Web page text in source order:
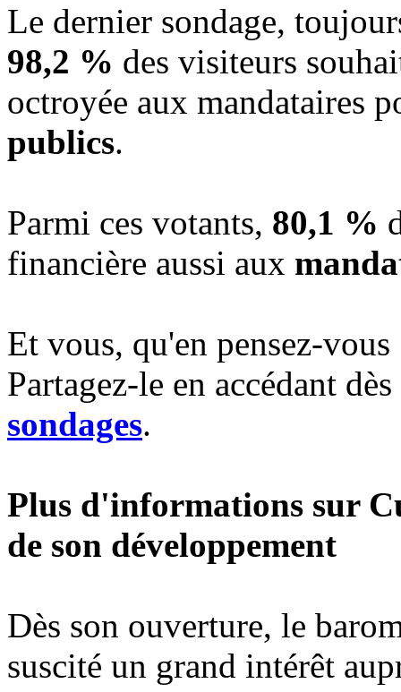
Le dernier sondage,
98,2 % des visiteurs
octroyée aux mandataires
publics.
Parmi ces votants, 80,1 %
financière aussi aux
Et vous, qu'en pensez-
Partagez-le en accédant
sondages.
Plus d'informations sur
de son développement
Dès son ouverture, le
suscité un grand intérêt